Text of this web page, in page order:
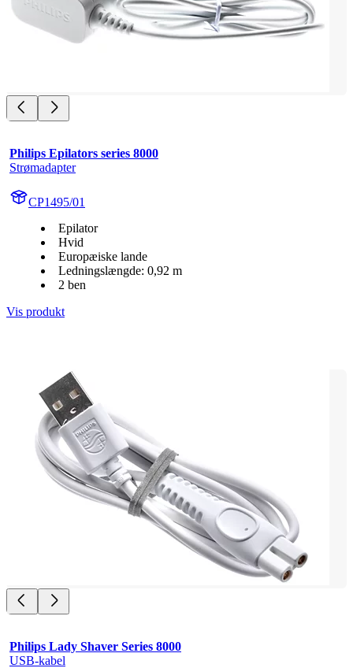
Philips Epilators series 8000
Strømadapter
CP1495/01
Epilator
Hvid
Europæiske lande
Ledningslængde: 0,92 m
2 ben
Vis produkt
Philips Lady Shaver Series 8000
USB-kabel